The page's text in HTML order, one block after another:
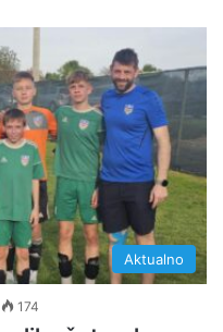
Aktualno
174